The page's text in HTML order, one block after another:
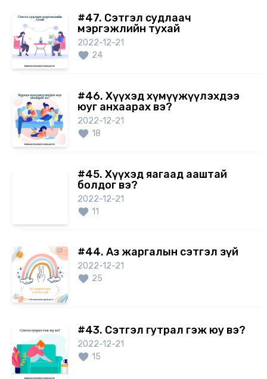
#47. Сэтгэл судлаач
мэргэжлийн тухай
2022-12-21
24
#46. Хүүхэд хүмүүжүүлэхдээ
юуг анхаарах вэ?
2022-12-21
18
#45. Хүүхэд яагаад ааштай
болдог вэ?
2022-12-21
11
#44. Аз жаргалын сэтгэл зүй
2022-12-21
25
#43. Сэтгэл гутрал гэж юу вэ?
2022-12-21
15